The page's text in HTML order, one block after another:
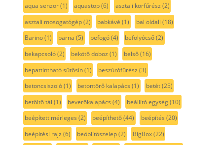
aqua senzor(1) aquastop(6) asztali körfűrész (2)
asztali mosogatógép(2) babkávé (1) bal oldali (18)
Barino(1) barna (5) befogó(4) befolyócső(2)
bekapcsoló(2) bekötő doboz (1) belső(16)
bepattintható sütősín(1) beszúrófűrész (3)
betoncsiszoló(1) betontörő kalapács (1) betét(25)
betöltő tál (1) beverőkalapács (4) beállító egység(10)
beépített mérleges (2) beépíthető(44) beépítés (20)
beépítési rajz (6) beőblítőszelep(2) BigBox(22)